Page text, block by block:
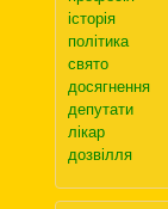
історія
політика
свято
досягнення
депутати
лікар
дозвілля